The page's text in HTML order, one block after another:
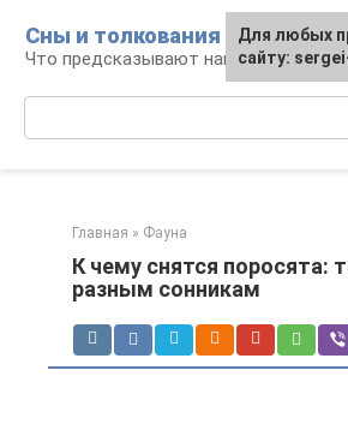
контенту
Сны и толкования
Что предсказывают нам наши сны
Главная » Фауна
К чему снятся поросята:
разным сонникам
Для любых
сайту: